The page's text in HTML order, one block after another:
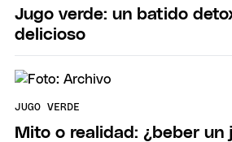
Jugo verde: un batido
delicioso
JUGO VERDE
Mito o realidad: ¿beber un